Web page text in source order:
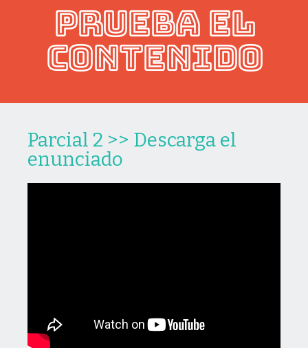
PRUEBA EL
CONTENIDO
Parcial 2 >> Descarga el
enunciado